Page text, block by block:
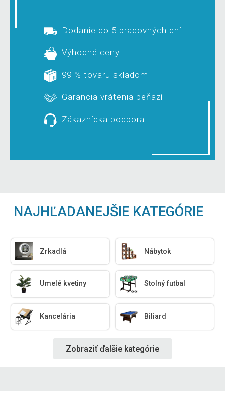
Dodanie do 5 pracovných dní
Výhodné ceny
99 % tovaru skladom
Garancia vrátenia peňazí
Zákaznícka podpora
NAJHĽADANEJŠIE KATEGÓRIE
Zrkadlá Nábytok
Umelé kvetiny Stolný futbal
Kancelária Biliard
Zobraziť ďalšie kategórie